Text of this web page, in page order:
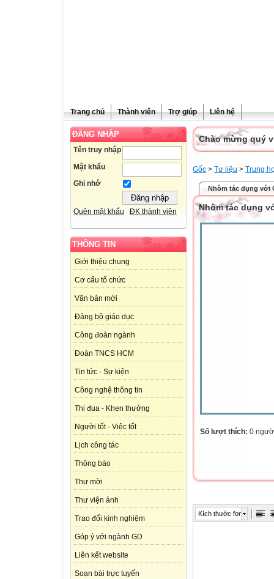
Trang chủ Thành viên Trợ giúp Liên hệ
ĐĂNG NHẬP
Tên truy nhập
Mật khẩu
Ghi nhớ
Quên mật khẩu ĐK thành viên
THÔNG TIN
Giới thiệu chung
Cơ cấu tổ chức
Văn bản mới
Đảng bộ giáo dục
Công đoàn ngành
Đoàn TNCS HCM
Tin tức - Sự kiện
Công nghệ thông tin
Thi đua - Khen thưởng
Người tốt - Việc tốt
Lịch công tác
Thông báo
Thư mời
Thư viện ảnh
Trao đổi kinh nghiệm
Góp ý với ngành GD
Liên kết website
Soạn bài trực tuyến
Chào mừng quý
Gốc > Tư liệu > Trung
Nhôm tác dụng với
Nhôm tác dụng
Số lượt thích: 0
Kích thước font